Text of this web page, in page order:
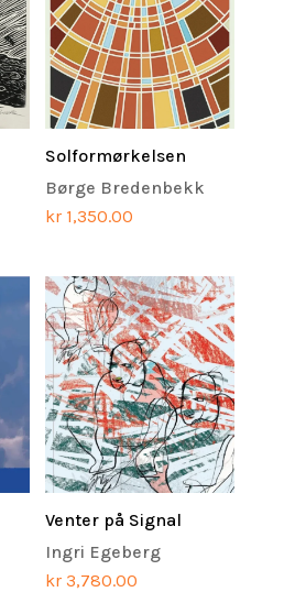
Solformørkelsen
Børge Bredenbekk
kr 1,350.00
Venter på Signal
Ingri Egeberg
kr 3,780.00